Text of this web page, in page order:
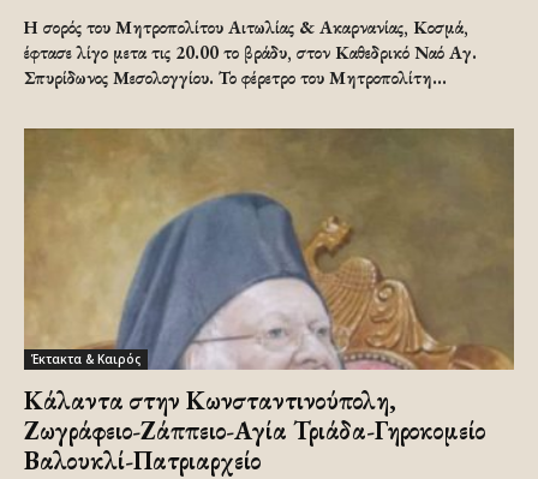
Η σορός του Μητροπολίτου Αιτωλίας & Ακαρνανίας, Κοσμά,
έφτασε λίγο μετα τις 20.00 το βράδυ, στον Καθεδρικό Ναό Αγ.
Σπυρίδωνος Μεσολογγίου. Το φέρετρο του Μητροπολίτη...
Έκτακτα & Καιρός
Κάλαντα στην Κωνσταντινούπολη,
Ζωγράφειο-Ζάππειο-Αγία Τριάδα-Γηροκομείο
Βαλουκλί-Πατριαρχείο